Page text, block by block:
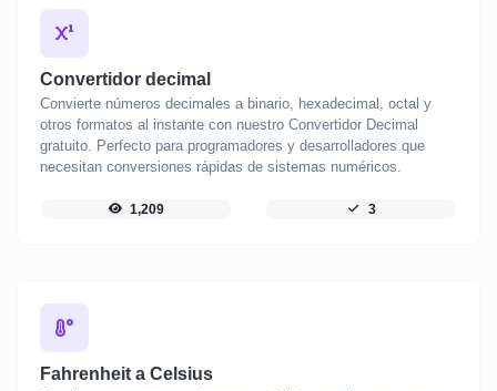
Convertidor decimal
Convierte números decimales a binario, hexadecimal, octal y
otros formatos al instante con nuestro Convertidor Decimal
gratuito. Perfecto para programadores y desarrolladores que
necesitan conversiones rápidas de sistemas numéricos.
1,209 3
Fahrenheit a Celsius